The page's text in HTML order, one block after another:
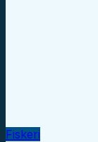
Fiskeri